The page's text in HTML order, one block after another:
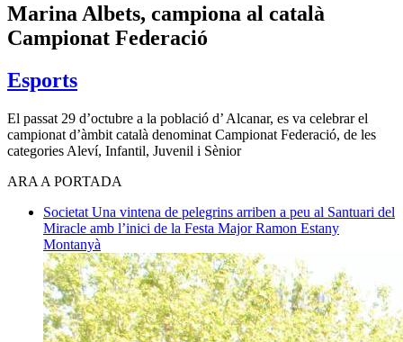
​Marina Albets, campiona al català
Campionat Federació
Esports
El passat 29 d’octubre a la població d’ Alcanar, es va celebrar el
campionat d’àmbit català denominat Campionat Federació, de les
categories Aleví, Infantil, Juvenil i Sènior
ARA A PORTADA
Societat Una vintena de pelegrins arriben a peu al Santuari del
Miracle amb l’inici de la Festa MajorRamon Estany
Montanyà